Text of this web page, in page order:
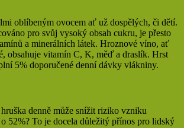
oblíbeným ovocem ať už dospělých, či dětí.
pro svůj vysoký obsah cukru, je přesto
a minerálních látek. Hroznové víno, ať
obsahuje vitamín C, K, měď a draslík. Hrst
5% doporučené denní dávky vlákniny.
denně může snížit riziko vzniku
52%? To je docela důležitý přínos pro lidský